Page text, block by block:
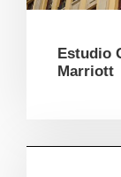
Estudio
Marriott